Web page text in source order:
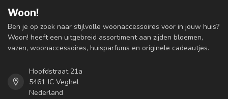
Woon!
Ben je op zoek naar stijlvolle woonaccessoires voor in jouw huis?
Woon! heeft een uitgebreid assortiment aan zijden bloemen,
vazen, woonaccessoires, huisparfums en originele cadeautjes.
Hoofdstraat 21a
5461 JC Veghel
Nederland